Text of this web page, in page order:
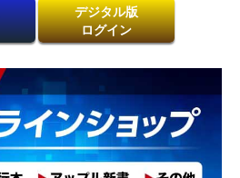
デジタル版
ログイン